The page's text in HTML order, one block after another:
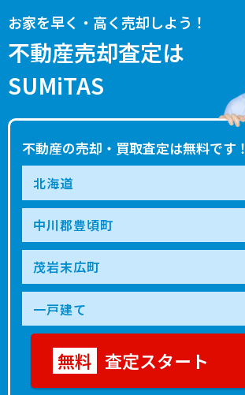
お家を早く・高く売却しよう！
不動産売却査定は
SUMiTAS
不動産の売却・買取査定は無料です！
査定スタート